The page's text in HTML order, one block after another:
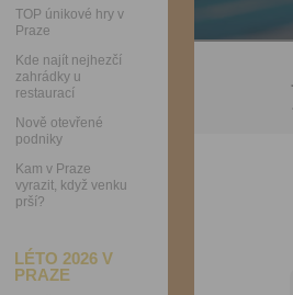
TOP únikové hry v
Praze
Kde najít nejhezčí
zahrádky u
restaurací
Nově otevřené
podniky
Kam v Praze
vyrazit, když venku
prší?
LÉTO 2026 V
PRAZE